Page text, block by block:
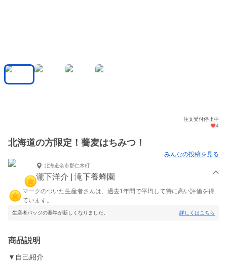
注文受付停止中
4
北海道の方限定！蕎麦はちみつ！
みんなの投稿を見る
北海道余市郡仁木町
瀧下洋介 | 滝下養蜂園
マークのついた生産者さんは、過去1年間で平均して特に高い評価を得
ています。
生産者バッジの基準が新しくなりました。 詳しくはこちら
商品説明
▼自己紹介